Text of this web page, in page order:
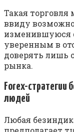
Такая
ввиду
изменившуюся
уверенным в
доверять лишь
рынка.
Forex-стратегии
людей
Любая